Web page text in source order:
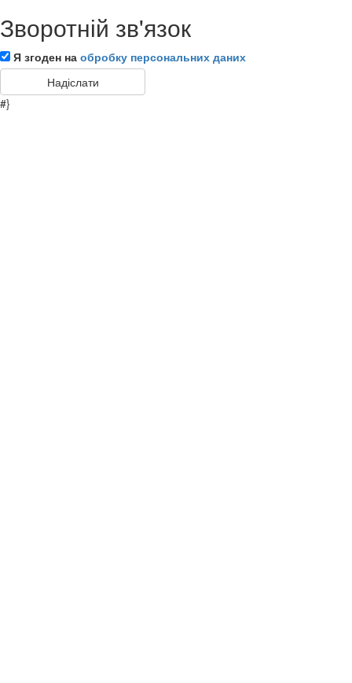
Зворотній зв'язок
Я згоден на обробку персональних даних
#}